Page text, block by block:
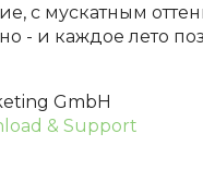
с мускатным
- и каждое лето
GmbH
& Support